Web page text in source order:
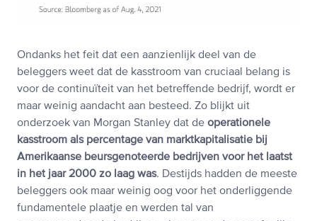
Ondanks het feit dat een aanzienlijk deel van de
beleggers weet dat de kasstroom van cruciaal belang is
voor de continuïteit van het betreffende bedrijf, wordt er
maar weinig aandacht aan besteed. Zo blijkt uit
onderzoek van Morgan Stanley dat de operationele
kasstroom als percentage van marktkapitalisatie bij
Amerikaanse beursgenoteerde bedrijven voor het laatst
in het jaar 2000 zo laag was. Destijds hadden de meeste
beleggers ook maar weinig oog voor het onderliggende
fundamentele plaatje en werden tal van